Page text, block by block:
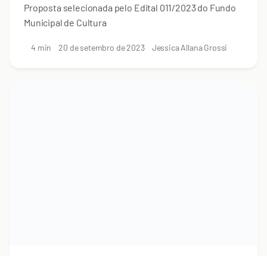
Proposta selecionada pelo Edital 011/2023 do Fundo
Municipal de Cultura
4 min 20 de setembro de 2023 Jessica Allana Grossi